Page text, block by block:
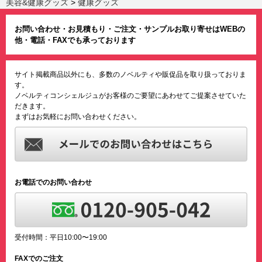
美容&健康グッズ > 健康グッズ
お問い合わせ・お見積もり・ご注文・サンプルお取り寄せはWEBの
他・電話・FAXでも承っております
サイト掲載商品以外にも、多数のノベルティや販促品を取り扱っておりま
す。
ノベルティコンシェルジュがお客様のご要望にあわせてご提案させていた
だきます。
まずはお気軽にお問い合わせください。
お電話でのお問い合わせ
受付時間：平日10:00〜19:00
FAXでのご注文